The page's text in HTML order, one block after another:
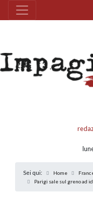
Sei qui: Home
Parigi sale sul greno ad